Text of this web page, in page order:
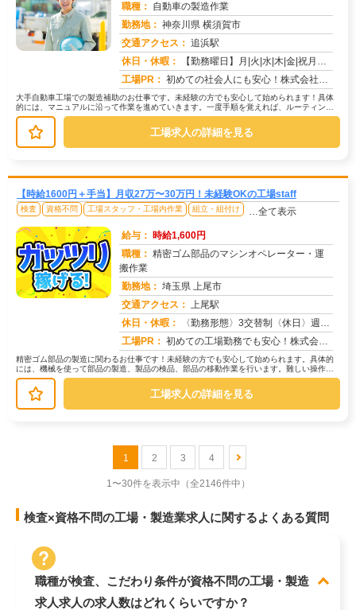
職種： 自動車の製造作業
勤務地： 神奈川県 横須賀市
交通アクセス： 追浜駅
休日・休暇：
【勤務曜日】月|火|水|木|金|祝月火水木金(会社カレンダーに準ずる)【休日・休暇】土日（GW・夏季・年末年始休暇...
工場PR： 初めての社会人にも安心！株式会社京栄センターで新しい一歩を踏み出してみませんか？→ 初期費用0円の家具付き寮完備！...
大手自動車工場での製造補助のお仕事です。未経験の方でも安心して始められます！具体
的には、マニュアルに沿って作業を進めていきます。一度手順を覚えれば、ルーティンワ
ークになりますので、安心して業務に...
工場求人の詳細を見る
【時給1600円＋手当】月収27万〜30万円！未経験OKの工場staff
検査 資格不問 工場スタッフ・工場内作業 組立・組付け …全て表示
給与： 時給1,600円
職種： 精密ゴム部品のマシンオペレーター・運
搬作業
勤務地： 埼玉県 上尾市
交通アクセス： 上尾駅
休日・休暇：
〈勤務形態〉3交替制〈休日〉週休2日制★ＧＷ★夏季休暇★冬季休暇★年末年始
工場PR： 初めての工場勤務でも安心！株式会社京栄センターでは、未経験者多数活躍中！→ 家具付き寮完備！鞄一つで入寮OK！ ...
精密ゴム部品の製造に関わるお仕事です！未経験の方でも安心して始められます。具体的
には、機械を使って部品の製造、製品の検品、部品の移動作業を行います。難しい操作は
一切ありません。→機械の操作方法な...
工場求人の詳細を見る
1 2 3 4
1〜30件を表示中 （全2146件中）
検査×資格不問の工場・製造業求人に関するよくある質問
職種が検査、こだわり条件が資格不問の工場・製造
求人求人の求人数はどれくらいですか？